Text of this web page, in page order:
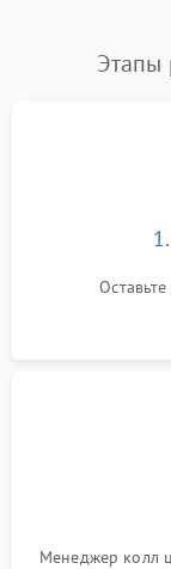
Этапы
Менеджер колл